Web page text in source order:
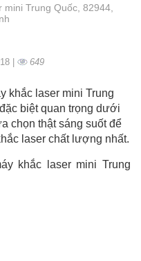
Trung Quốc, 82944,
| 649
khắc laser mini Trung
biệt quan trọng dưới
chọn thật sáng suốt để
laser chất lượng nhất.
khắc laser mini Trung